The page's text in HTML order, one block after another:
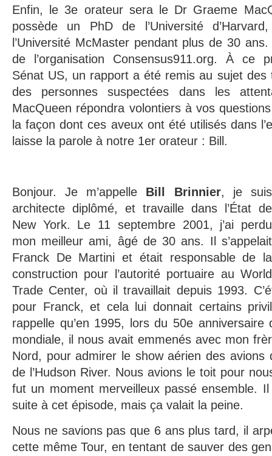
Enfin, le 3e orateur sera le Dr Graeme
possède un PhD de l’Université
l’Université McMaster pendant plus de 30
de l’organisation Consensus911.org. À ce
Sénat US, un rapport a été remis au sujet
des personnes suspectées dans les
MacQueen répondra volontiers à vos
la façon dont ces aveux ont été utilisés dans
laisse la parole à notre 1er orateur : Bill.
Bonjour. Je m’appelle Bill Brinnier, je suis
architecte diplômé, et travaille dans l’État de
New York. Le 11 septembre 2001, j’ai perdu
mon meilleur ami, âgé de 30 ans. Il s’appelait
Franck De Martini et était responsable de la
construction pour l’autorité portuaire au World
Trade Center, où il travaillait depuis 1993.
pour Franck, et cela lui donnait certains
rappelle qu’en 1995, lors du 50e
mondiale, il nous avait emmenés avec mon
Nord, pour admirer le show aérien des avions
de l’Hudson River. Nous avions le toit pour
fut un moment merveilleux passé ensemble.
suite à cet épisode, mais ça valait la peine.
Nous ne savions pas que 6 ans plus tard, il
cette même Tour, en tentant de sauver des